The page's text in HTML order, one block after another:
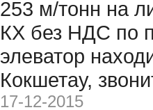
253 м/тонн на
КХ без НДС по
элеватор
Кокшетау,
17-12-2015